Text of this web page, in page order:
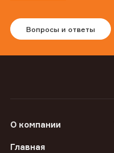
Вопросы и ответы
О компании
Главная